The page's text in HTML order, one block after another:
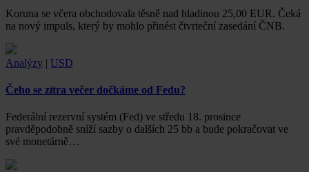
Koruna se včera obchodovala těsně nad hladinou 25,00 EUR. Čeká
na nový impuls, který by mohlo přinést čtvrteční zasedání ČNB.
Analýzy | USD
Čeho se zítra večer dočkáme od Fedu?
Federální rezervní systém (Fed) ve středu 18. prosince
pravděpodobně sníží sazby o dalších 25 bb a bude pokračovat ve
své monetárně…